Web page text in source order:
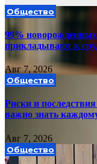
Общество
99%
прикладывают к
Авг 7, 2026
Общество
Риски и
важно знать
Авг 7, 2026
Общество